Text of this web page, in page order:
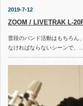
2019-7-12
ZOOM / LIVETRAK L-
普段のバンド活動はもちろん
なければならないシーンで、…